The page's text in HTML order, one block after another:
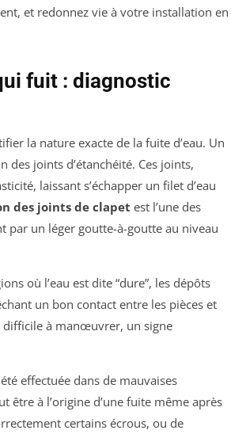
et redonnez vie à votre installation en
fuit : diagnostic
la nature exacte de la fuite d’eau. Un
joints d’étanchéité. Ces joints,
laissant s’échapper un filet d’eau
des joints de clapet est l’une des
par un léger goutte-à-goutte au niveau
où l’eau est dite “dure”, les dépôts
un bon contact entre les pièces et
difficile à manœuvrer, un signe
effectuée dans de mauvaises
être à l’origine d’une fuite même après
certains écrous, ou de